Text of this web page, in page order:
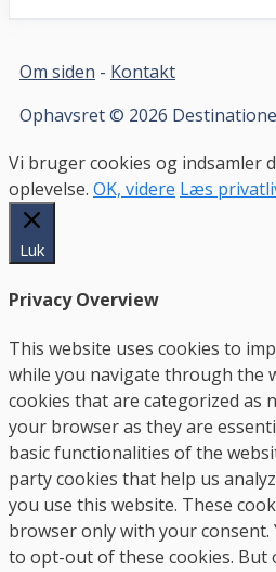
Om siden - Kontakt
Ophavsret © 2026
Vi bruger cookies og indsamler
oplevelse. OK, videre Læs
Luk
Privacy Overview
This website uses cookies to
while you navigate through the
cookies that are categorized as
your browser as they are
basic functionalities of the
party cookies that help us
you use this website. These
browser only with your
to opt-out of these cookies.